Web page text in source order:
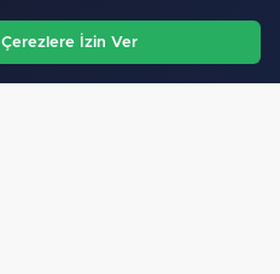
Çerezlere İzin Ver
Ara Menü